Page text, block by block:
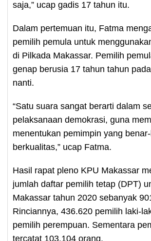
saja,” ucap gadis 17 tahun itu.
Dalam pertemuan itu, Fatma
pemilih pemula untuk
di Pilkada Makassar. Pemilih
genap berusia 17 tahun tahun
nanti.
“Satu suara sangat berarti dalam
pelaksanaan demokrasi, guna
menentukan pemimpin yang
berkualitas,” ucap Fatma.
Hasil rapat pleno KPU Makassar
jumlah daftar pemilih tetap (DPT)
Makassar tahun 2020 sebanyak
Rinciannya, 436.620 pemilih laki-
pemilih perempuan. Sementara
tercatat 103.104 orang.